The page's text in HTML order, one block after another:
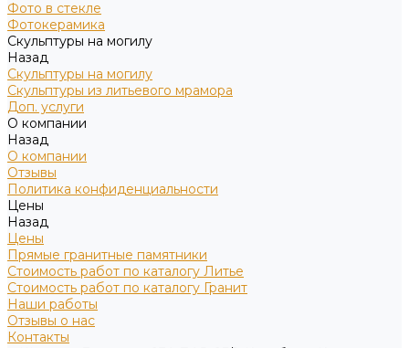
Фото в стекле
Фотокерамика
Скульптуры на могилу
Назад
Скульптуры на могилу
Скульптуры из литьевого мрамора
Доп. услуги
О компании
Назад
О компании
Отзывы
Политика конфиденциальности
Цены
Назад
Цены
Прямые гранитные памятники
Стоимость работ по каталогу Литье
Стоимость работ по каталогу Гранит
Наши работы
Отзывы о нас
Контакты